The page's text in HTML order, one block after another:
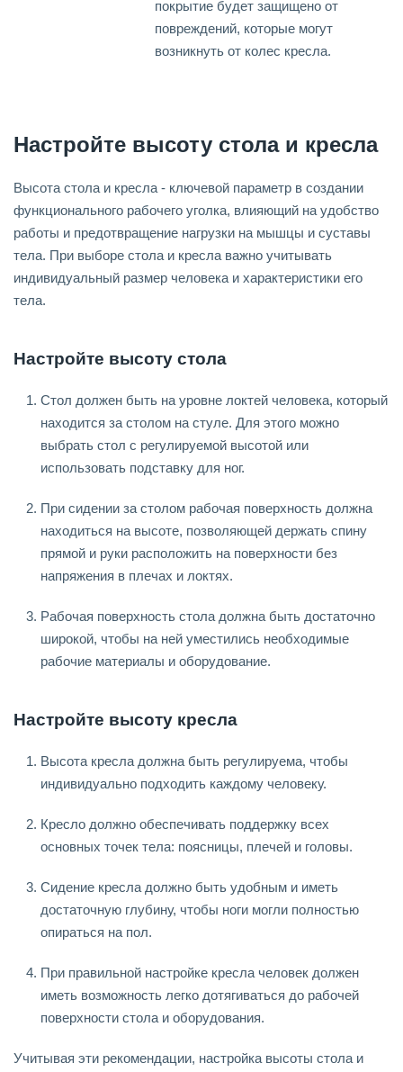
покрытие будет защищено от
повреждений, которые могут
возникнуть от колес кресла.
Настройте высоту стола и кресла
Высота стола и кресла - ключевой параметр в создании
функционального рабочего уголка, влияющий на удобство
работы и предотвращение нагрузки на мышцы и суставы
тела. При выборе стола и кресла важно учитывать
индивидуальный размер человека и характеристики его
тела.
Настройте высоту стола
Стол должен быть на уровне локтей человека, который
находится за столом на стуле. Для этого можно
выбрать стол с регулируемой высотой или
использовать подставку для ног.
При сидении за столом рабочая поверхность должна
находиться на высоте, позволяющей держать спину
прямой и руки расположить на поверхности без
напряжения в плечах и локтях.
Рабочая поверхность стола должна быть достаточно
широкой, чтобы на ней уместились необходимые
рабочие материалы и оборудование.
Настройте высоту кресла
Высота кресла должна быть регулируема, чтобы
индивидуально подходить каждому человеку.
Кресло должно обеспечивать поддержку всех
основных точек тела: поясницы, плечей и головы.
Сидение кресла должно быть удобным и иметь
достаточную глубину, чтобы ноги могли полностью
опираться на пол.
При правильной настройке кресла человек должен
иметь возможность легко дотягиваться до рабочей
поверхности стола и оборудования.
Учитывая эти рекомендации, настройка высоты стола и